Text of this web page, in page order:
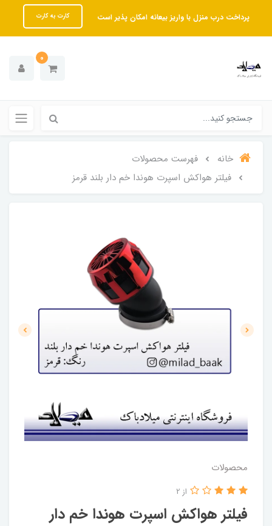
پرداخت درب منزل با واریز بیعانه امکان پذیر است کارت به کارت
0
خانه
فهرست محصولات
فیلتر هواکش اسپرت هوندا خم دار بلند قرمز
محصولات
فیلتر هواکش اسپرت هوندا خم دار
از 2